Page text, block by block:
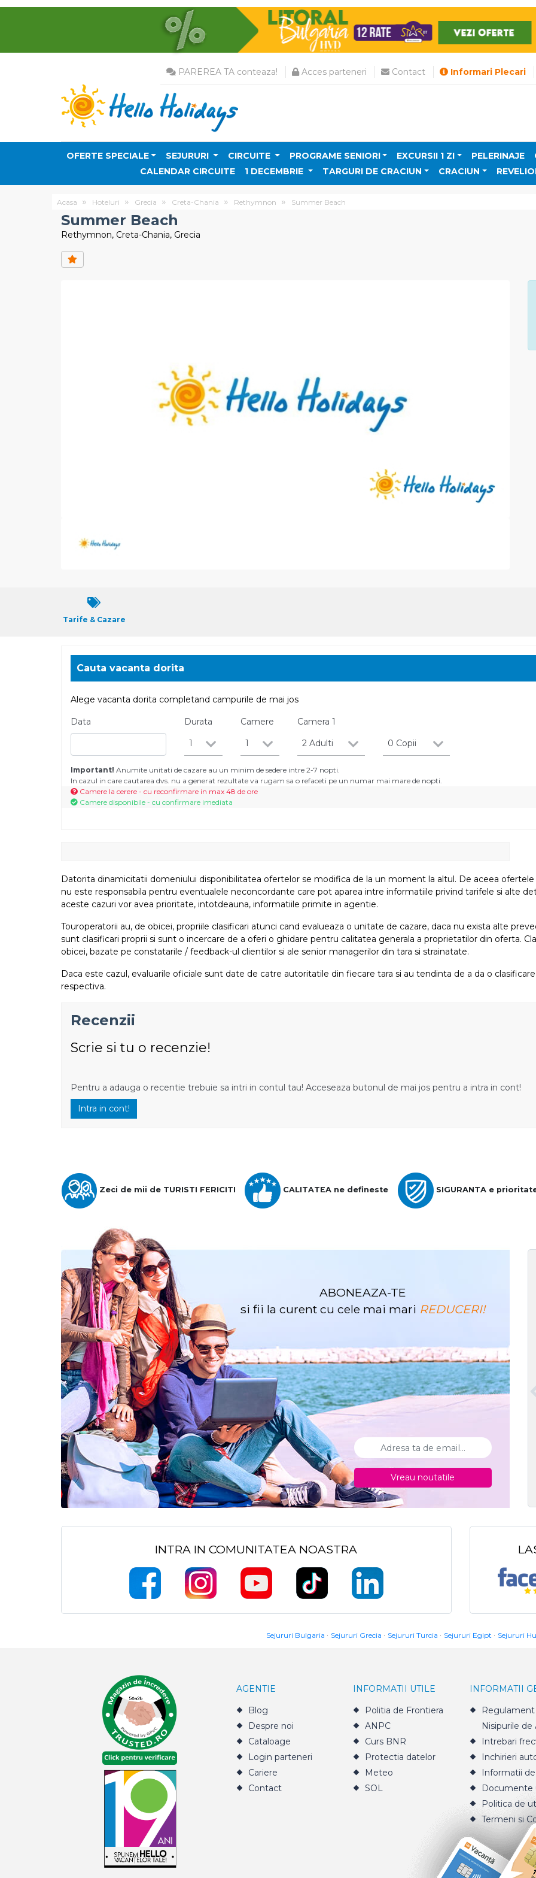
PAREREA TA conteaza! Acces parteneri Contact Informari Plecari
OFERTE SPECIALE SEJURURI CIRCUITE PROGRAME SENIORI EXCURSII 1 ZI PELERINAJE
CALENDAR CIRCUITE
1 DECEMBRIE TARGURI DE CRACIUN CRACIUN
Acasa Hoteluri Grecia Creta-Chania Rethymnon Summer Beach
Summer Beach
Rethymnon, Creta-Chania, Grecia
Tarife & Cazare
Cauta vacanta dorita
Alege vacanta dorita completand campurile de mai jos
Data
Durata
1
Camere
1
Camera1
2 Adulti
0 Copii
Important! Anumite unitati de cazare au un minim de sedere intre 2-7 nopti.
In cazul in care cautarea dvs. nu a generat rezultate va rugam sa o refaceti pe un numar mai mare de nopti.
Camere la cerere - cu reconfirmare in max 48 de ore
Camere disponibile - cu confirmare imediata
Datorita dinamicitatii domeniului disponibilitatea ofertelor se modifica de la un moment la altul. De aceea
nu este responsabila pentru eventualele neconcordante care pot aparea intre informatiile privind tarifele si alte
aceste cazuri vor avea prioritate, intotdeauna, informatiile primite in agentie.
Touroperatorii au, de obicei, propriile clasificari atunci cand evalueaza o unitate de cazare, daca nu exista alte
sunt clasificari proprii si sunt o incercare de a oferi o ghidare pentru calitatea generala a proprietatilor din oferta.
obicei, bazate pe constatarile / feedback-ul clientilor si ale senior managerilor din tara si strainatate.
Daca este cazul, evaluarile oficiale sunt date de catre autoritatile din fiecare tara si au tendinta de a da o
respectiva.
Recenzii
Scrie si tu o recenzie!
Pentru a adauga o recentie trebuie sa intri in contul tau! Acceseaza butonul de mai jos pentru a intra in cont!
Intra in cont!
Zeci de mii de TURISTI FERICITI CALITATEA ne defineste SIGURANTA e
ABONEAZA-TE
si fii la curent cu cele mai mari REDUCERI!
Vreau noutatile
INTRA IN COMUNITATEA NOASTRA
Sejururi Bulgaria Sejururi Grecia Sejururi Turcia Sejururi Egipt Sejururi
AGENTIE
Blog
Despre noi
Cataloage
Login parteneri
Cariere
Contact
INFORMATII UTILE
Politia de Frontiera
ANPC
Curs BNR
Protectia datelor
Meteo
SOL
INFORMATII
Regulament
Nisipurile de
Intrebari
Inchirieri
Informatii
Documente
Politica de
Termeni si